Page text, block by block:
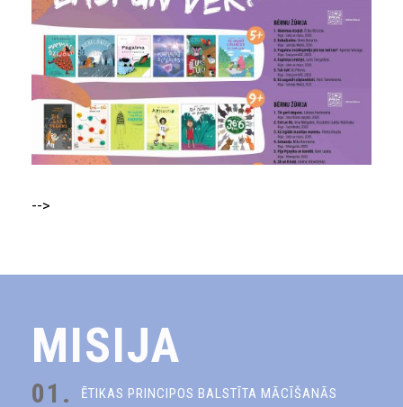
-->
MISIJA
01.
ĒTIKAS PRINCIPOS BALSTĪTA MĀCĪŠANĀS